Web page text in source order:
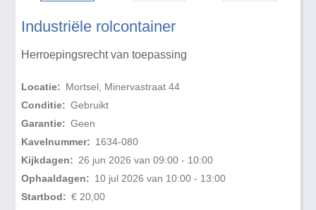
Industriële rolcontainer
Herroepingsrecht van toepassing
Locatie: Mortsel, Minervastraat 44
Conditie: Gebruikt
Garantie: Geen
Kavelnummer: 1634-080
Kijkdagen: 26 jun 2026 van 09:00 - 10:00
Ophaaldagen: 10 jul 2026 van 10:00 - 13:00
Startbod: € 20,00